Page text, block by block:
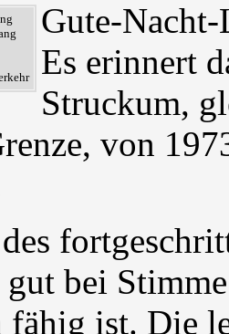
Gute-
Es erinnert
Struckum,
von
bei
ist. Die